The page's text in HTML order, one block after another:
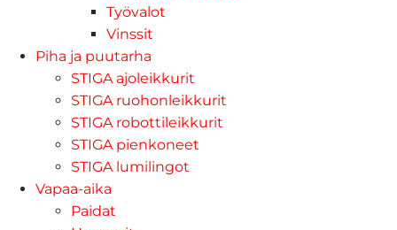
Työvalot
Vinssit
Piha ja puutarha
STIGA ajoleikkurit
STIGA ruohonleikkurit
STIGA robottileikkurit
STIGA pienkoneet
STIGA lumilingot
Vapaa-aika
Paidat